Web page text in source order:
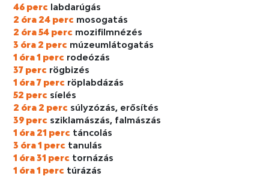
46 perc labdarúgás
2 óra 24 perc mosogatás
2 óra 54 perc mozifilmnézés
3 óra 2 perc múzeumlátogatás
1 óra 1 perc rodeózás
37 perc rögbizés
1 óra 7 perc röplabdázás
52 perc síelés
2 óra 2 perc súlyzózás, erősítés
39 perc sziklamászás, falmászás
1 óra 21 perc táncolás
3 óra 1 perc tanulás
1 óra 31 perc tornázás
1 óra 1 perc túrázás